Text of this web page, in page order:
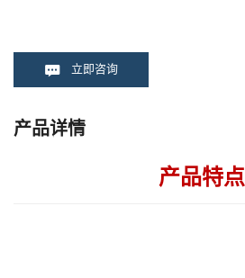
立即咨询
产品详情
产品特点